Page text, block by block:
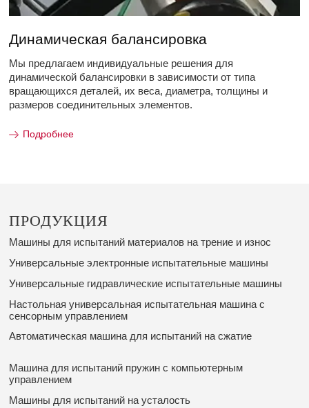
Динамическая балансировка
Мы предлагаем индивидуальные решения для
динамической балансировки в зависимости от типа
вращающихся деталей, их веса, диаметра, толщины и
размеров соединительных элементов.
Подробнее
ПРОДУКЦИЯ
Машины для испытаний материалов на трение и износ
Универсальные электронные испытательные машины
Универсальные гидравлические испытательные машины
Настольная универсальная испытательная машина с
сенсорным управлением
Автоматическая машина для испытаний на сжатие
Машина для испытаний пружин с компьютерным
управлением
Машины для испытаний на усталость